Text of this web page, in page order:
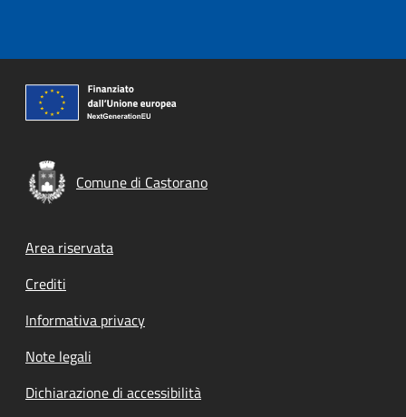
Comune di Castorano
Footer menu
Area riservata
Crediti
Informativa privacy
Note legali
Dichiarazione di accessibilità